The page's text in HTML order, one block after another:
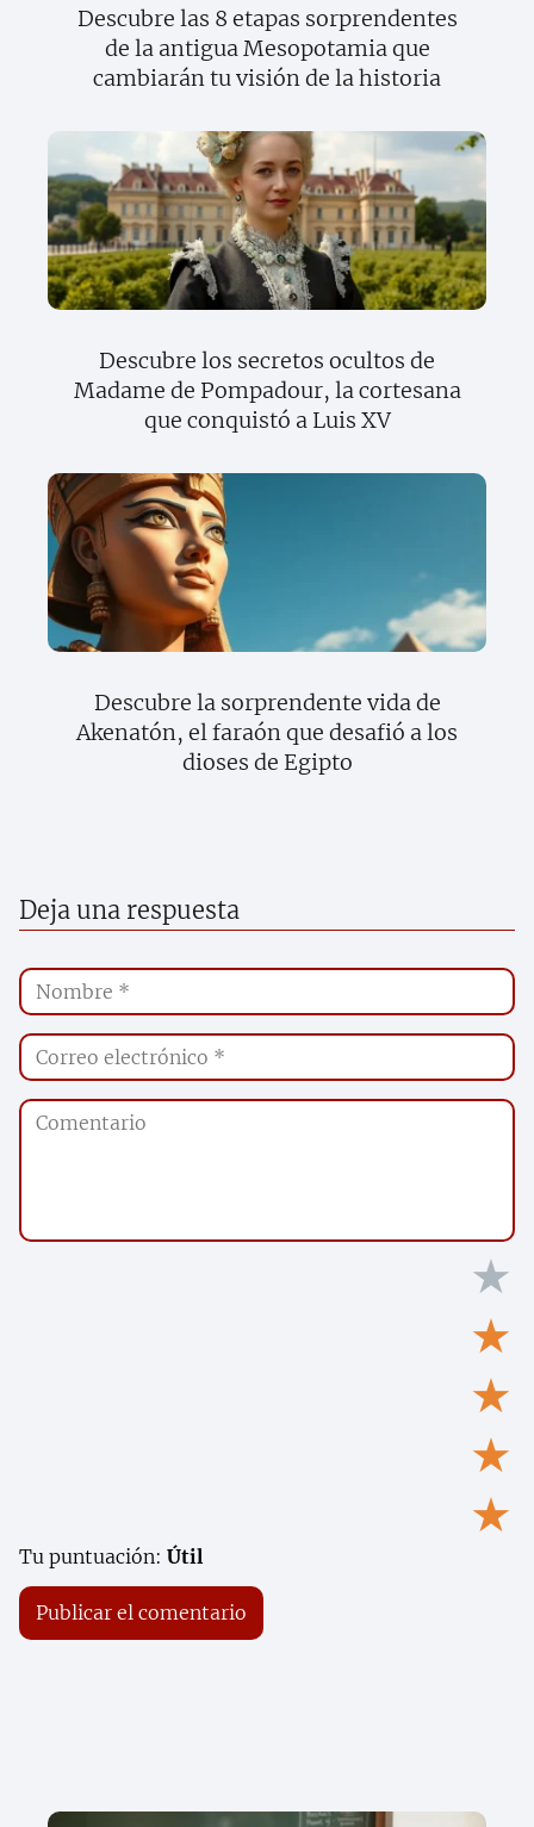
Descubre las 8 etapas sorprendentes
de la antigua Mesopotamia que
cambiarán tu visión de la historia
Descubre los secretos ocultos de
Madame de Pompadour, la cortesana
que conquistó a Luis XV
Descubre la sorprendente vida de
Akenatón, el faraón que desafió a los
dioses de Egipto
Deja una respuesta
★
★
★
★
★
Tu puntuación: Útil